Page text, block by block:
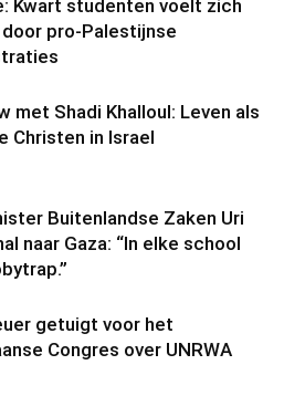
Kwart studenten voelt zich
pro-Palestijnse
met Shadi Khalloul: Leven als
Christen in Israel
Buitenlandse Zaken Uri
naar Gaza: “In elke school
getuigt voor het
Congres over UNRWA